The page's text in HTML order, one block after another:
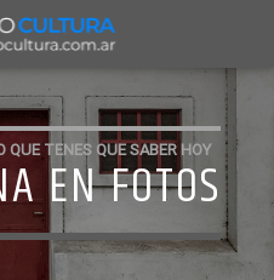
QUE TENES QUE SABER HOY
EN FOTOS